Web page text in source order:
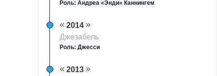
Роль: Андреа «Энди» Каннингем
2014
Джезабель
Роль: Джесси
2013